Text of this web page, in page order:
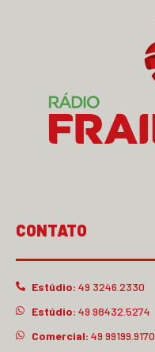
CONTATO
Estúdio: 49 3246.2330
Estúdio: 49 98432.5274
Comercial: 49 99199.9170